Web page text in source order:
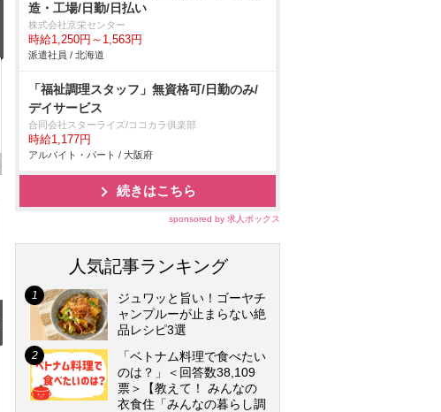
造・工場/日勤/日払い
株式会社京栄センター
時給1,250円～1,563円
派遣社員 / 北海道
「福祉調理スタッフ」無資格可/日勤のみ/
デイサービス
合同会社スターライズ/ココカラ俱楽部
時給1,177円
アルバイト・パート / 大阪府
続きはこちら
sponsored by 求人ボックス
人気記事ランキング
ジュワッと旨い！ゴーヤチ
ャンプルーが止まらない絶
品レシピ3選
「ベトナム料理で食べたい
のは？」＜回答数38,109
票＞【教えて！ みんなの
衣食住「みんなの暮らし調